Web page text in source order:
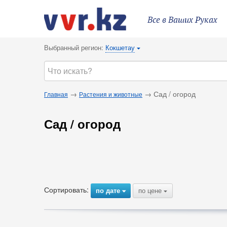
Все в Ваших Руках
Выбранный регион: Кокшетау {
Главная → Растения и животные → Сад / огород
Сад / огород
Сортировать: по дате{ по цене {